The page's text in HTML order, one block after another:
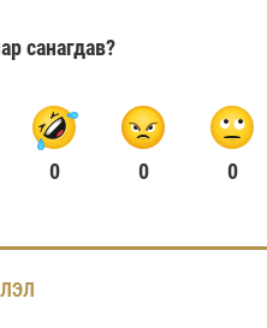
санагдав?
0 0 0